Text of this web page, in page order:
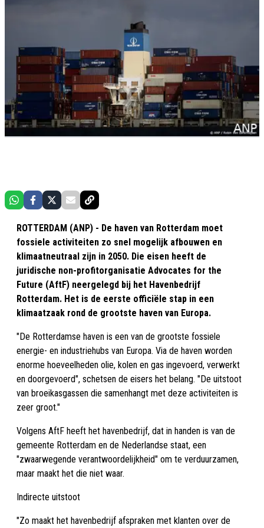
ROTTERDAM (ANP) - De haven van Rotterdam moet
fossiele activiteiten zo snel mogelijk afbouwen en
klimaatneutraal zijn in 2050. Die eisen heeft de
juridische non-profitorganisatie Advocates for the
Future (AftF) neergelegd bij het Havenbedrijf
Rotterdam. Het is de eerste officiële stap in een
klimaatzaak rond de grootste haven van Europa.
"De Rotterdamse haven is een van de grootste fossiele
energie- en industriehubs van Europa. Via de haven worden
enorme hoeveelheden olie, kolen en gas ingevoerd, verwerkt
en doorgevoerd", schetsen de eisers het belang. "De uitstoot
van broeikasgassen die samenhangt met deze activiteiten is
zeer groot."
Volgens AftF heeft het havenbedrijf, dat in handen is van de
gemeente Rotterdam en de Nederlandse staat, een
"zwaarwegende verantwoordelijkheid" om te verduurzamen,
maar maakt het die niet waar.
Indirecte uitstoot
"Zo maakt het havenbedrijf afspraken met klanten over de